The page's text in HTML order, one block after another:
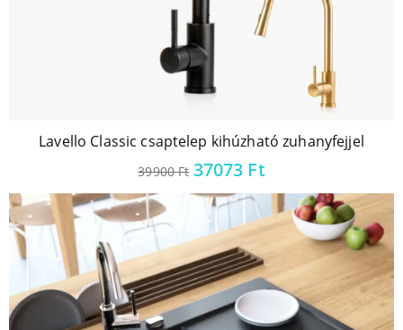
Lavello Classic csaptelep kihúzható zuhanyfejjel
39900Ft 37073 Ft